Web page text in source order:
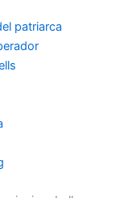
patriarca